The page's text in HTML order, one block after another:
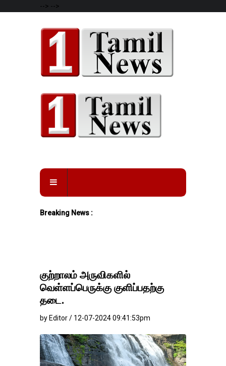
--> -->
Breaking News :
குற்றாலம் அருவிகளில்
வெள்ளப்பெருக்கு குளிப்பதற்கு
தடை.
by Editor / 12-07-2024 09:41:53pm